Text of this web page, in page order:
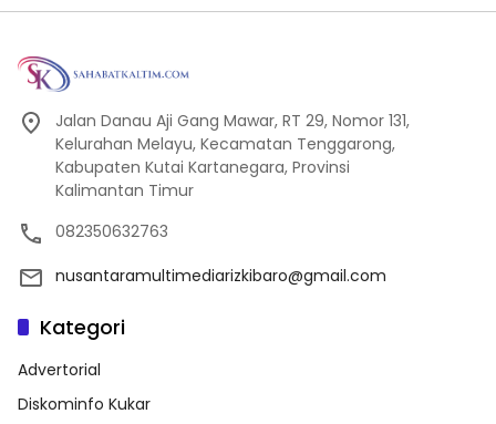
Jalan Danau Aji Gang Mawar, RT 29, Nomor 131,
Kelurahan Melayu, Kecamatan Tenggarong,
Kabupaten Kutai Kartanegara, Provinsi
Kalimantan Timur
082350632763
nusantaramultimediarizkibaro@gmail.com
Kategori
Advertorial
Diskominfo Kukar